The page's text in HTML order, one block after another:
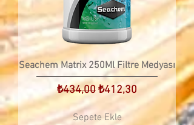
Seachem Matrix 250Ml Filtre Medyası
Normal Fiyat
₺434,00İndirimli Fiyat
₺412,30
Sepete Ekle